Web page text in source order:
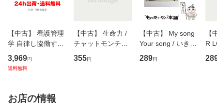
【中古】 看護管理
学 自律し協働する
専門職の看護マネ
ジメントスキル 改
恵 藤本幸三 / 南江
堂 [単行
3,969円
送料無料
【中古】 生命力 /
チャットモンチー /
キューンレコード
[CD]【メール便送
355円
【中古】 My song
Your song / いきも
のがかり / [CD]
【メール便送料無
289円
【
R
産
お店の情報